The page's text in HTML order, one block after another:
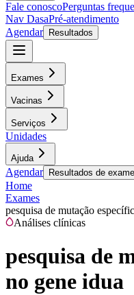
Fale conoscoPerguntas
Nav DasaPré-atendimento
Agendar
Resultados
Exames
Vacinas
Serviços
Unidades
Ajuda
Agendar Resultados de
Home
Exames
pesquisa de mutação
Análises clínicas
pesquisa de
no gene idua